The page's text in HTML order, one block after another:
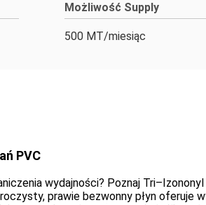
Możliwość Supply
500 MT/miesiąc
PVC
wydajności? Poznaj
prawie bezwonny płyn oferuje